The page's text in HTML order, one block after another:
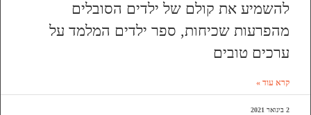
להשמיע את קולם של ילדים הסובלים
מהפרעות שכיחות, ספר ילדים המלמד על
ערכים טובים
קרא עוד »
2 בינואר 2021